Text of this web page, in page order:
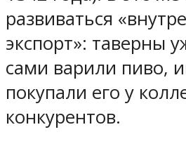
развиваться
экспорт»: таверны
сами варили пиво,
покупали его у
конкурентов.